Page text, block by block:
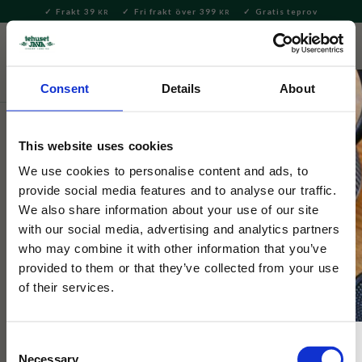
Consent Details About
This website uses cookies
We use cookies to personalise content and ads, to
provide social media features and to analyse our traffic.
We also share information about your use of our site
with our social media, advertising and analytics partners
who may combine it with other information that you’ve
provided to them or that they’ve collected from your use
of their services.
Necessary
Meny
Frakt 39 KR Fri frakt över 399 KR Gratis teprov
Te Löste Vitt te
Tehuset Java
White Cassis vitt te burk 50g
White Cassis, vitt te med sommarens blommor och bär
förpackad i Tehuset Javas plåtburk